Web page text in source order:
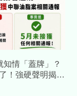
知情「蓋牌」？
！強硬聲明揭真